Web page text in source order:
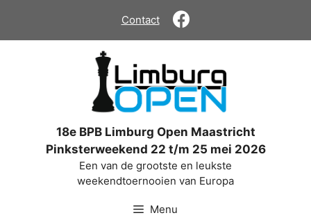
de
Contact
18e BPB Limburg Open Maastricht
Pinksterweekend 22 t/m 25 mei 2026
Een van de grootste en leukste
weekendtoernooien van Europa
Menu